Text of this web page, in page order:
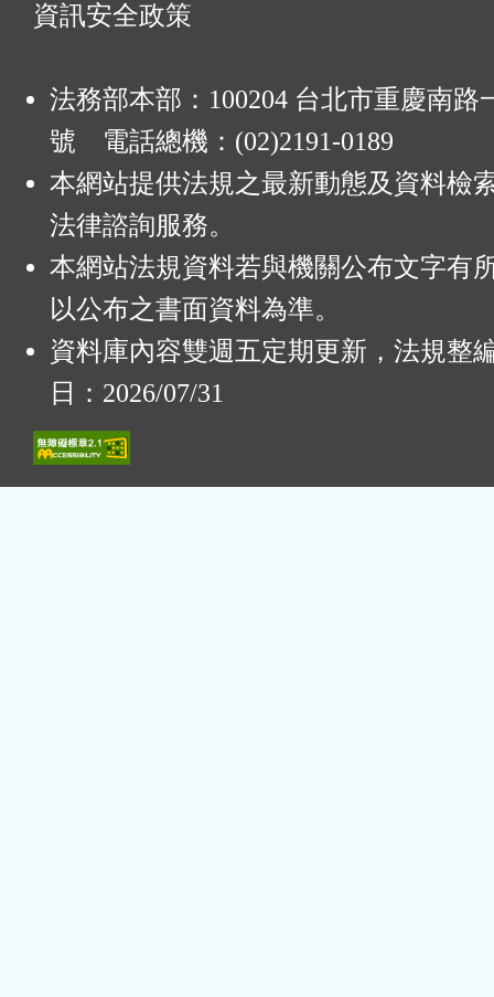
資訊安全政策
法務部本部：100204 台北市重慶南路
號 電話總機：(02)2191-0189
本網站提供法規之最新動態及資料檢
法律諮詢服務。
本網站法規資料若與機關公布文字有
以公布之書面資料為準。
資料庫內容雙週五定期更新，法規整
日：2026/07/31